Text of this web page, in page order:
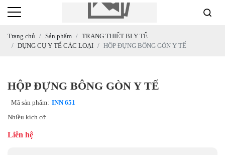
Trang chủ Sản phẩm
TRANG THIẾT BỊ Y TẾ
DỤNG CỤ Y TẾ CÁC LOẠI
HỘP ĐỰNG BÔNG GÒN Y TẾ
HỘP ĐỰNG BÔNG GÒN Y TẾ
Mã sản phẩm: INN 651
Nhiều kích cỡ
Liên hệ